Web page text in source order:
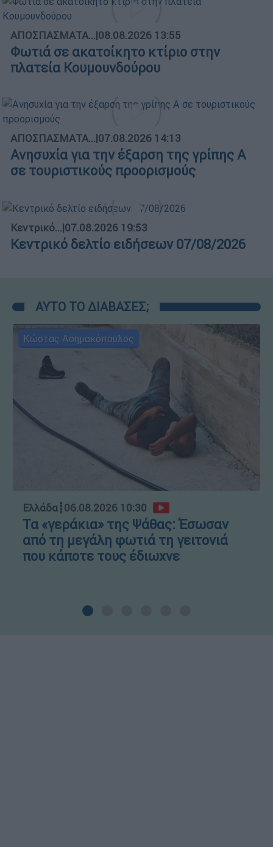
ΑΠΟΣΠΑΣΜΑΤΑ...|08.08.2026 13:55
Φωτιά σε ακατοίκητο κτίριο στην
πλατεία Κουμουνδούρου
ΑΠΟΣΠΑΣΜΑΤΑ...|07.08.2026 14:13
Ανησυχία για την έξαρση της γρίπης Α
σε τουριστικούς προορισμούς
Κεντρικό...|07.08.2026 19:53
Κεντρικό δελτίο ειδήσεων 07/08/2026
ΑΥΤΟ ΤΟ ΔΙΑΒΑΣΕΣ;
Κώστας Ασημακόπουλος
Ελλάδα┋06.08.2026 10:30
Τα «γεράκια» της Ψάθας: Έσωσαν
από τη μεγάλη φωτιά τη γειτονιά
που κάποτε τους έδιωχνε